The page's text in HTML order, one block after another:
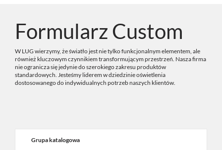
Formularz Custom
W LUG wierzymy, że światło jest nie tylko funkcjonalnym elementem, ale
również kluczowym czynnikiem transformującym przestrzeń. Nasza firma
nie ogranicza się jedynie do szerokiego zakresu produktów
standardowych. Jesteśmy liderem w dziedzinie oświetlenia
dostosowanego do indywidualnych potrzeb naszych klientów.
Grupa katalogowa